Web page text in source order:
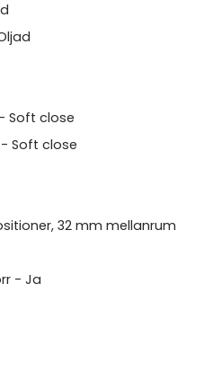
Soft close
Soft close
32 mm mellanrum
- Ja